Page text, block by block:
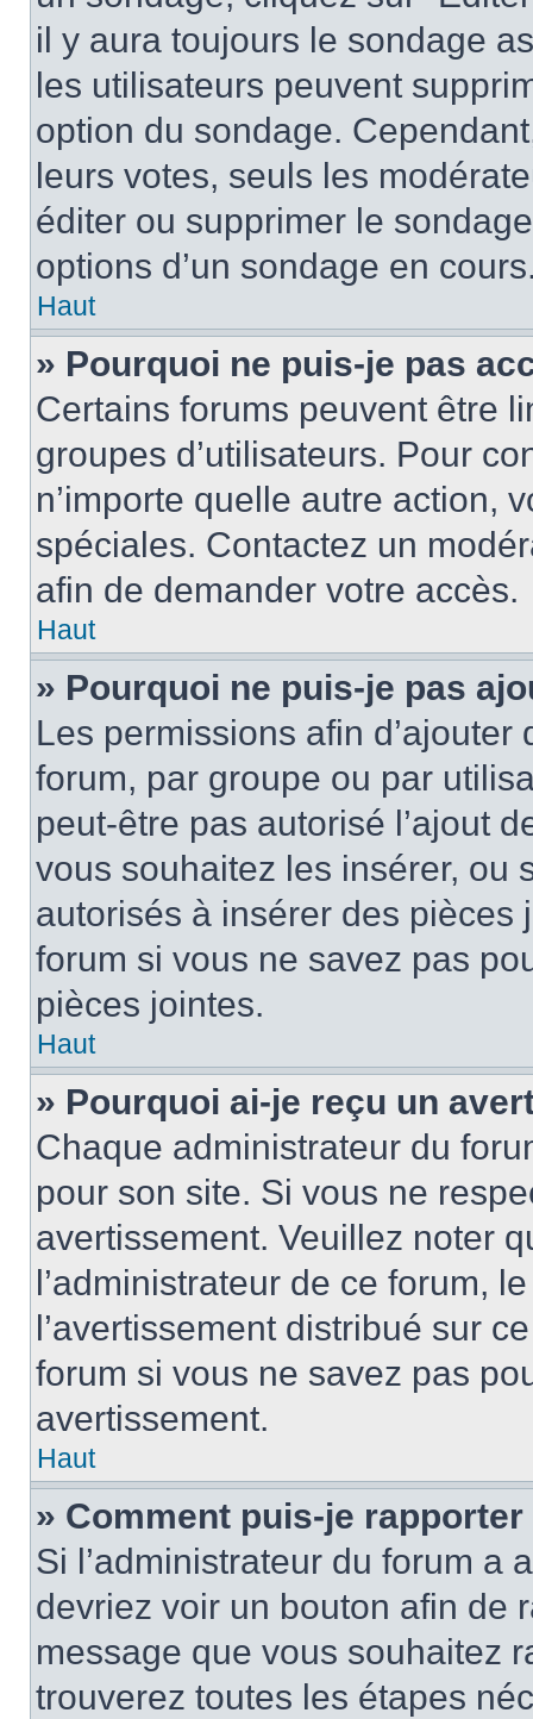
il y aura toujours le sondage
les utilisateurs peuvent
option du sondage.
leurs votes, seuls les
éditer ou supprimer le
options d’un sondage en
Haut
» Pourquoi ne puis-je pas
Certains forums peuvent être
groupes d’utilisateurs. Pour
n’importe quelle autre action,
spéciales. Contactez un
afin de demander votre accès.
Haut
» Pourquoi ne puis-je pas
Les permissions afin
forum, par groupe ou par
peut-être pas autorisé l’ajout
vous souhaitez les insérer, ou
autorisés à insérer des pièces
forum si vous ne savez pas
pièces jointes.
Haut
» Pourquoi ai-je reçu un
Chaque administrateur du
pour son site. Si vous ne
avertissement. Veuillez noter
l’administrateur de ce forum,
l’avertissement distribué sur
forum si vous ne savez pas
avertissement.
Haut
» Comment puis-je
Si l’administrateur du forum a
devriez voir un bouton afin de
message que vous souhaitez
trouverez toutes les étapes